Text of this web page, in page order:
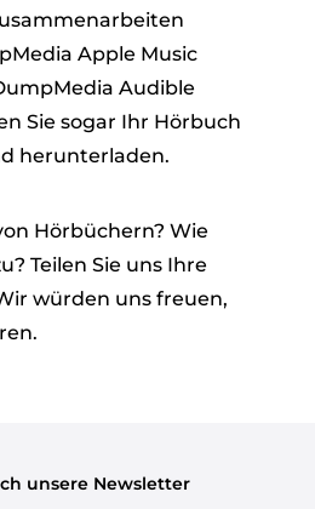
Apple Music
Audible
Sie sogar Ihr Hörbuch
herunterladen.
Hörbüchern? Wie
Teilen Sie uns Ihre
würden uns freuen,
unsere Newsletter